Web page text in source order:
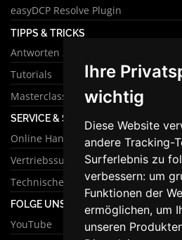
Ihre
wichtig
Diese Website
andere Tracking-
Surferlebnis zu
verbessern: um
Funktionen der
ermöglichen, um
unseren
easyDCP Resolve Plugin
TIPPS & TRICKS
Antworten zu häufigen Fragen
Tutorials
Masterclass
SERVICE & SUPPORT
Online Handbuch
Vertriebssupport
Technischer Support
FOLGE UNS
YouTube